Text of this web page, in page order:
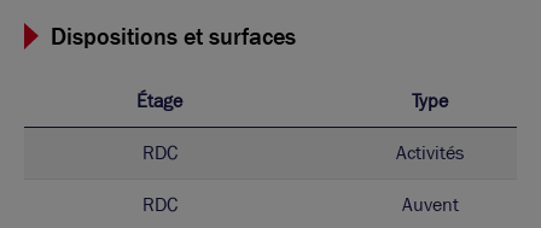
Dispositions et surfaces
Étage Type
RDC Activités
RDC Auvent